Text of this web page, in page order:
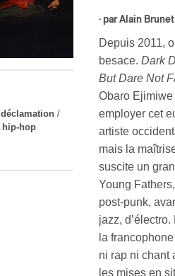
déclamation /
hip-hop
· parAlain Brunet
Depuis 2011,
besace. Dark
But Dare Not
Obaro
employer cet
artiste
mais la
suscite un
Young
post-punk,
jazz,
la
ni rap ni chant
les mises en